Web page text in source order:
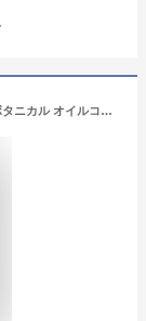
クワトロボタニコ （ 日焼け止め メンズ UV ） ボタニカル オイルコントロール ＆ UVブロック 男性 スキンケア ウォータープルーフ 耐水性 (SPF50+ / PA++++ / 50g)